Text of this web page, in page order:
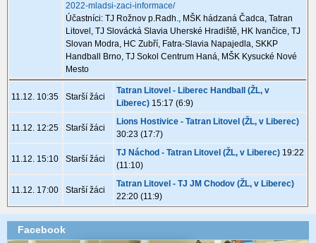
2022-mladsi-zaci-informace/
Účastníci: TJ Rožnov p.Radh., MŠK hádzaná Čadca, Tatran
Litovel, TJ Slovácká Slavia Uherské Hradiště, HK Ivančice, TJ
Slovan Modra, HC Zubří, Fatra-Slavia Napajedla, SKKP
Handball Brno, TJ Sokol Centrum Haná, MŠK Kysucké Nové
Mesto
11.12. 10:35 Starší žáci
Tatran Litovel - Liberec Handball (ŽL, v
Liberec) 15:17 (6:9)
11.12. 12:25 Starší žáci
Lions Hostivice - Tatran Litovel (ŽL, v Liberec)
30:23 (17:7)
11.12. 15:10 Starší žáci
TJ Náchod - Tatran Litovel (ŽL, v Liberec) 19:22
(11:10)
11.12. 17:00 Starší žáci
Tatran Litovel - TJ JM Chodov (ŽL, v Liberec)
22:20 (11:9)
Facebook